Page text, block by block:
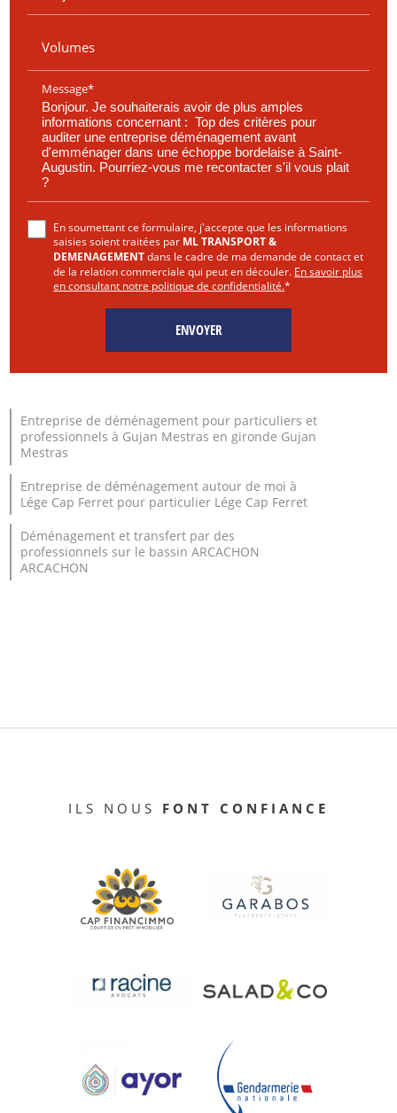
Volumes
Message*
En soumettant ce formulaire, j'accepte que les informations
saisies soient traitées par ML TRANSPORT &
DEMENAGEMENTdans le cadre de ma demande de contact et
de la relation commerciale qui peut en découler. En savoir plus
en consultant notre politique de confidentialité.*
Entreprise de déménagement pour particuliers et
professionnels à Gujan Mestras en gironde Gujan
Mestras
Entreprise de déménagement autour de moi à
Lége Cap Ferret pour particulier Lége Cap Ferret
Déménagement et transfert par des
professionnels sur le bassin ARCACHON
ARCACHON
ILS NOUS FONT CONFIANCE